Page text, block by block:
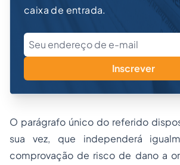
caixa de entrada.
Inscrever
O parágrafo único do referido
sua vez, que independerá
comprovação de risco de dano a